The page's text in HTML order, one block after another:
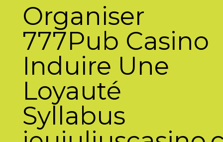
Organiser
777Pub Casino
Induire Une
Loyauté
Syllabus